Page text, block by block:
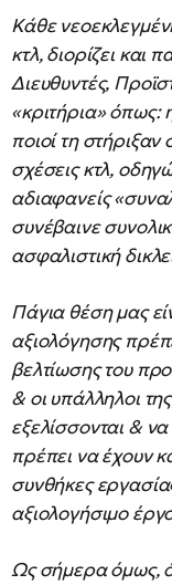
Κάθε
κτλ, διορίζει και
Διευθυντές,
«κριτήρια» όπως:
ποιοί τη
σχέσεις κτλ,
αδιαφανείς
συνέβαινε
ασφαλιστική
Πάγια θέση μας
αξιολόγησης
βελτίωσης του
& οι υπάλληλοι
εξελίσσονται &
πρέπει να έχουν
συνθήκες
αξιολογήσιμο
Ως σήμερα όμως,